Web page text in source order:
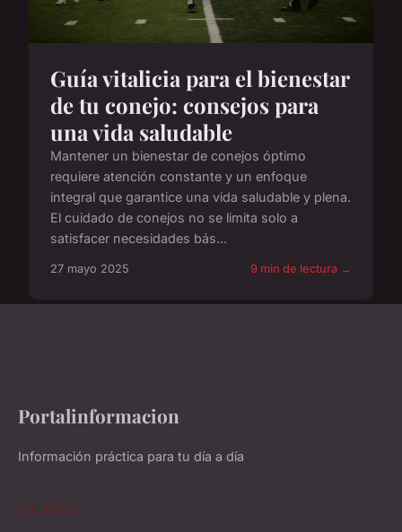
Guía vitalicia para el bienestar
de tu conejo: consejos para
una vida saludable
Mantener un bienestar de conejos óptimo
requiere atención constante y un enfoque
integral que garantice una vida saludable y plena.
El cuidado de conejos no se limita solo a
satisfacer necesidades bás...
27 mayo 2025 9 min de lectura →
Portalinformacion
Información práctica para tu día a día
ENLACES